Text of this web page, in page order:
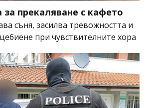
прекаляване с кафето
съня, засилва тревожността и
при чувствителните хора